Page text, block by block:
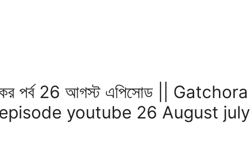
পর্ব 26 আগস্ট এপিসোড || Gatchora
youtube 26 August july